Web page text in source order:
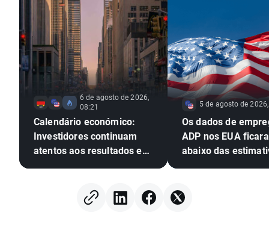
6 de agosto de 2026,
08:21
Calendário económico:
Investidores continuam
atentos aos resultados em
5 de agosto de
Os dados de
ADP nos EUA
abaixo das